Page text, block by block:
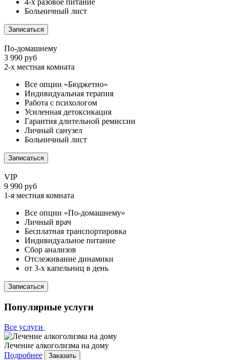
4-х разовое питание
Больничный лист
Записаться
По-домашнему
3 990 руб
2-х местная комната
Все опции «Бюджетно»
Индивидуальная терапия
Работа с психологом
Усиленная детоксикация
Гарантия длительной ремиссии
Личный санузел
Больничный лист
Записаться
VIP
9 990 руб
1-я местная комната
Все опции «По-домашнему»
Личный врач
Бесплатная транспортировка
Индивидуальное питание
Сбор анализов
Отслеживание динамики
от 3-х капельниц в день
Записаться
Популярные услуги
Все услуги
Лечение алкоголизма на дому
Подробнее
Заказать